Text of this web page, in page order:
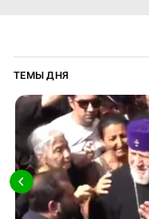
ТЕМЫ ДНЯ